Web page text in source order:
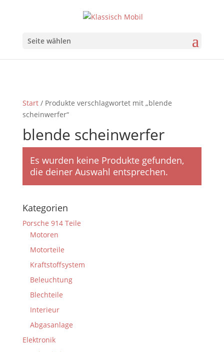
Seite wählen
Start/ Produkte verschlagwortet mit „blende
scheinwerfer“
blende scheinwerfer
Es wurden keine Produkte gefunden,
die deiner Auswahl entsprechen.
Kategorien
Porsche 914 Teile
Motoren
Motorteile
Kraftstoffsystem
Beleuchtung
Blechteile
Interieur
Abgasanlage
Elektronik